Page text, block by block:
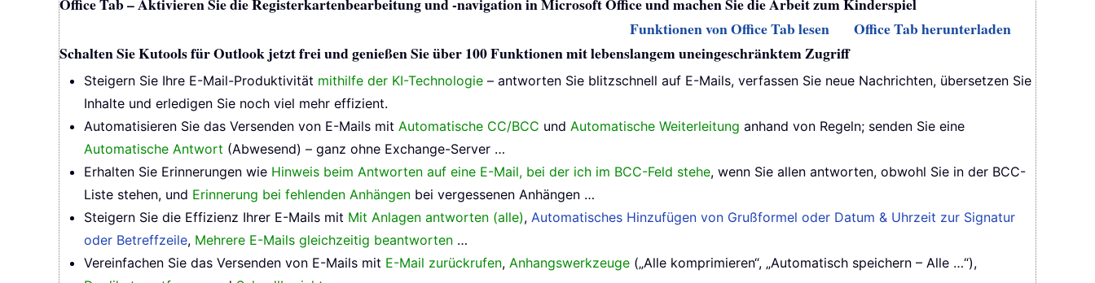
Funktionen von Office Tab lesen
Office Tab herunterladen
Schalten Sie Kutools für Outlook jetzt frei und genießen Sie über 100 Funktionen mit lebenslangem uneingeschränktem Zugriff
Steigern Sie Ihre E-Mail-Produktivität mithilfe der KI-Technologie – antworten Sie blitzschnell auf E-Mails, verfassen Sie neue Nachrichten, übersetzen Sie
Inhalte und erledigen Sie noch viel mehr effizient.
Automatisieren Sie das Versenden von E-Mails mit Automatische CC/BCC und Automatische Weiterleitung anhand von Regeln; senden Sie eine
Automatische Antwort (Abwesend) – ganz ohne Exchange-Server …
Erhalten Sie Erinnerungen wie Hinweis beim Antworten auf eine E-Mail, bei der ich im BCC-Feld stehe, wenn Sie allen antworten, obwohl Sie in der BCC-
Liste stehen, und Erinnerung bei fehlenden Anhängen bei vergessenen Anhängen …
Steigern Sie die Effizienz Ihrer E-Mails mit Mit Anlagen antworten (alle), Automatisches Hinzufügen von Grußformel oder Datum & Uhrzeit zur Signatur
oder Betreffzeile, Mehrere E-Mails gleichzeitig beantworten …
Vereinfachen Sie das Versenden von E-Mails mit E-Mail zurückrufen, Anhangswerkzeuge („Alle komprimieren“, „Automatisch speichern – Alle …“),